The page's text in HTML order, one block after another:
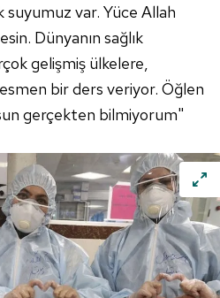
suyumuz var. Yüce Allah
Dünyanın sağlık
gelişmiş ülkelere,
bir ders veriyor. Öğlen
gerçekten bilmiyorum"